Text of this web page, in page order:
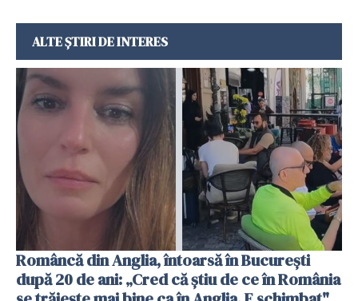
ALTE ȘTIRI DE INTERES
Româncă din Anglia, întoarsă în București
după 20 de ani: „Cred că știu de ce în România